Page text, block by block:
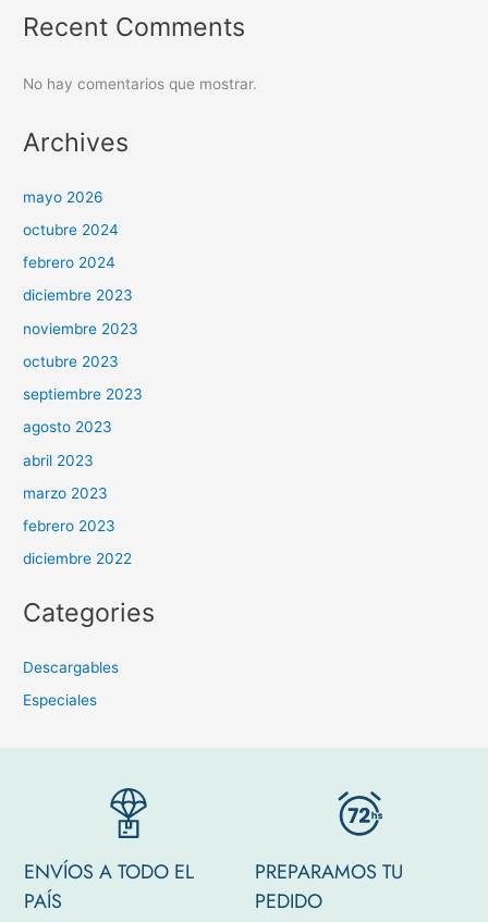
Recent Comments
No hay comentarios que mostrar.
Archives
mayo 2026
octubre 2024
febrero 2024
diciembre 2023
noviembre 2023
octubre 2023
septiembre 2023
agosto 2023
abril 2023
marzo 2023
febrero 2023
diciembre 2022
Categories
Descargables
Especiales
ENVÍOS A TODO EL
PAÍS
PREPARAMOS TU
PEDIDO